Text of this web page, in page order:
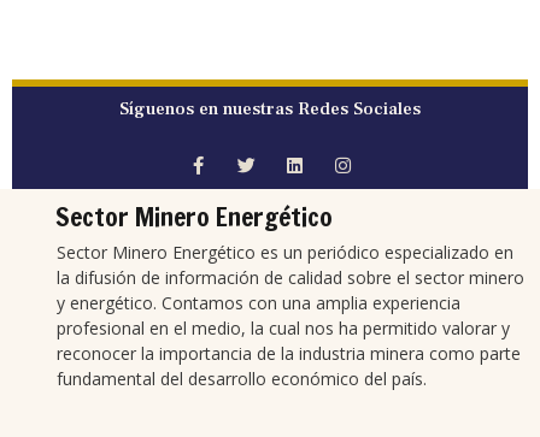
Síguenos en nuestras Redes Sociales
Sector Minero Energético
Sector Minero Energético es un periódico especializado en
la difusión de información de calidad sobre el sector minero
y energético. Contamos con una amplia experiencia
profesional en el medio, la cual nos ha permitido valorar y
reconocer la importancia de la industria minera como parte
fundamental del desarrollo económico del país.